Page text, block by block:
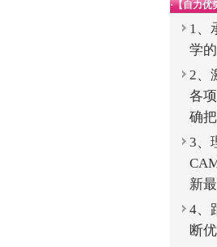
·【自力优
1、
学
2、
各
确
3、
新
4、
断